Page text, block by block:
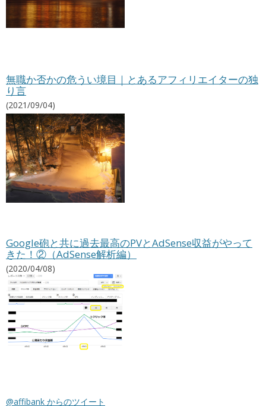
無職か否かの危うい境目｜とあるアフィリエイターの独
り言
(2021/09/04)
Google砲と共に過去最高のPVとAdSense収益がやって
きた！②（AdSense解析編）
(2020/04/08)
@affibank からのツイート